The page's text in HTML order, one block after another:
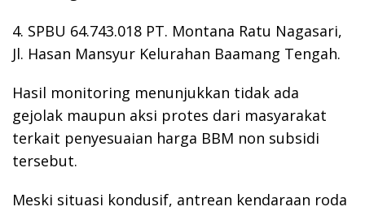
4. SPBU 64.743.018 PT. Montana Ratu Nagasari,
Jl. Hasan Mansyur Kelurahan Baamang Tengah.
Hasil monitoring menunjukkan tidak ada
gejolak maupun aksi protes dari masyarakat
terkait penyesuaian harga BBM non subsidi
tersebut.
Meski situasi kondusif, antrean kendaraan roda